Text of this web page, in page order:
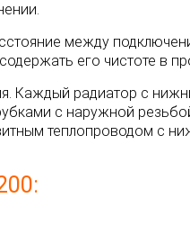
между
его чистоте в
Каждый радиатор с
с наружной
теплопроводом с